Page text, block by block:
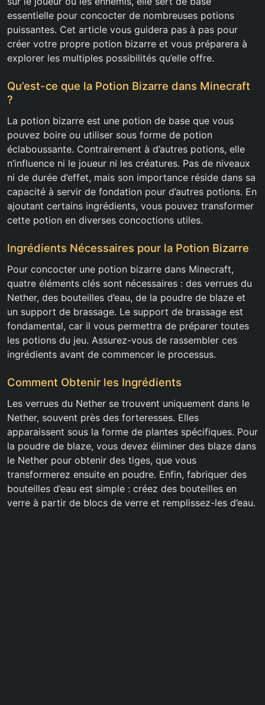
essentielle pour concocter de nombreuses potions
puissantes. Cet article vous guidera pas à pas pour
créer votre propre potion bizarre et vous préparera à
explorer les multiples possibilités qu’elle offre.
Qu’est-ce que la Potion Bizarre dans Minecraft
?
La potion bizarre est une potion de base que vous
pouvez boire ou utiliser sous forme de potion
éclaboussante. Contrairement à d’autres potions, elle
n’influence ni le joueur ni les créatures. Pas de niveaux
ni de durée d’effet, mais son importance réside dans sa
capacité à servir de fondation pour d’autres potions. En
ajoutant certains ingrédients, vous pouvez transformer
cette potion en diverses concoctions utiles.
Ingrédients Nécessaires pour la Potion Bizarre
Pour concocter une potion bizarre dans Minecraft,
quatre éléments clés sont nécessaires : des verrues du
Nether, des bouteilles d’eau, de la poudre de blaze et
un support de brassage. Le support de brassage est
fondamental, car il vous permettra de préparer toutes
les potions du jeu. Assurez-vous de rassembler ces
ingrédients avant de commencer le processus.
Comment Obtenir les Ingrédients
Les verrues du Nether se trouvent uniquement dans le
Nether, souvent près des forteresses. Elles
apparaissent sous la forme de plantes spécifiques. Pour
la poudre de blaze, vous devez éliminer des blaze dans
le Nether pour obtenir des tiges, que vous
transformerez ensuite en poudre. Enfin, fabriquer des
bouteilles d’eau est simple : créez des bouteilles en
verre à partir de blocs de verre et remplissez-les d’eau.